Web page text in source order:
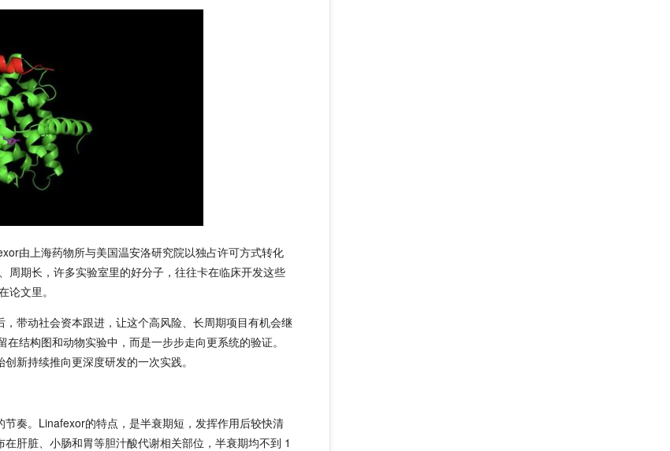
由上海药物所与美国温安洛研究院以独占许可方式转化
周期长，许多实验室里的好分子，往往卡在临床开发这些
论文里。
带动社会资本跟进，让这个高风险、长周期项目有机会继
结构图和动物实验中，而是一步步走向更系统的验证。
新持续推向更深度研发的一次实践。
奏。Linafexor的特点，是半衰期短，发挥作用后较快清
肝脏、小肠和胃等胆汁酸代谢相关部位，半衰期均不到 1